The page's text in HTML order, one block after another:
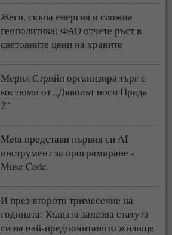
Жеги, скъпа енергия и сложна
геополитика: ФАО отчете ръст в
световните цени на храните
Мерил Стрийп организира търг с
костюми от „Дяволът носи Прада
2“
Meta представи първия си AI
инструмент за програмиране -
Muse Code
И през второто тримесечие на
годината: Къщата запазва статута
си на най-предпочитаното жилище